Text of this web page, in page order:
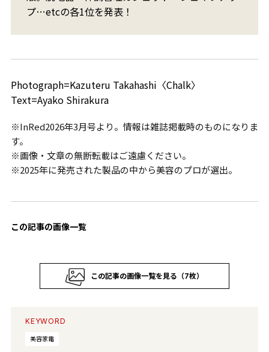
プ…etcの各1位を発表！
Photograph=Kazuteru Takahashi〈Chalk〉
Text=Ayako Shirakura
※InRed2026年3月号より。情報は雑誌掲載時のものになりま
す。
※画像・文章の無断転載はご遠慮ください。
※2025年に発売された製品の中から美容のプロが選出。
この記事の画像一覧
この記事の画像一覧を見る（7枚）
KEYWORD
美容家電